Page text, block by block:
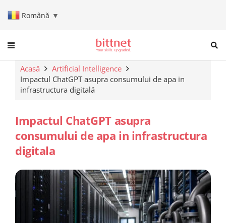
Română ▼
When autocomplete results
Acasă
Artificial Intelligence
Impactul ChatGPT asupra consumului de apa in
infrastructura digitală
Impactul ChatGPT asupra
consumului de apa in infrastructura
digitala